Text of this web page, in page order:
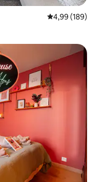
Середня
4,99 (189)